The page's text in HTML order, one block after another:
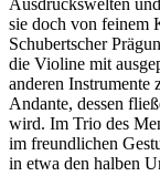
sie doch von feinem
Schubertscher
die Violine mit
anderen Instrumente
Andante, dessen
wird. Im Trio des
im freundlichen
in etwa den halben